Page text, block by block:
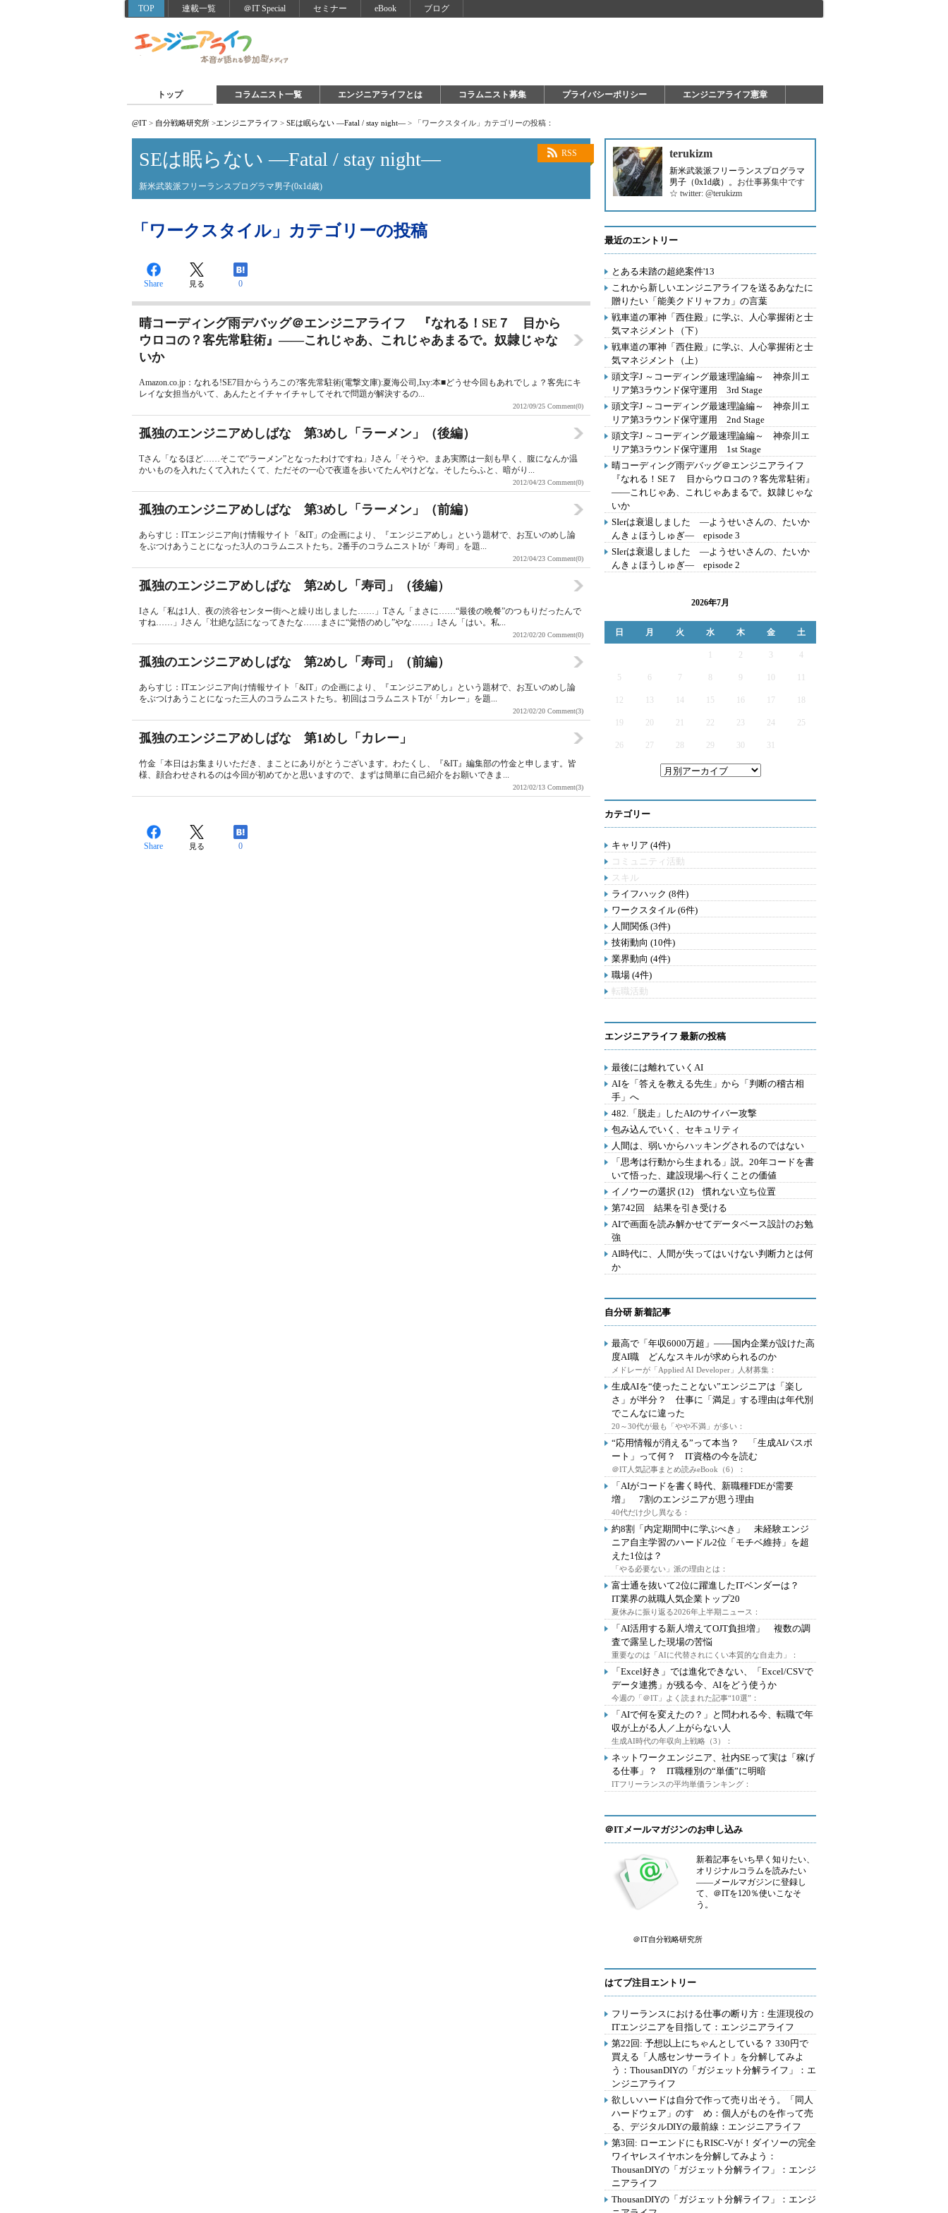
TOP 連載一覧 ＠IT Special セミナー eBook ブログ
トップ コラムニスト一覧 エンジニアライフとは コラムニスト募集 プライバシーポリシー エンジニアライフ憲章
@IT > 自分戦略研究所 >エンジニアライフ > SEは眠らない ―Fatal / stay night― > 「ワークスタイル」カテゴリーの投稿：
RSS
SEは眠らない ―Fatal / stay night―
新米武装派フリーランスプログラマ男子(0x1d歳)
「ワークスタイル」カテゴリーの投稿
Share 見る 0
晴コーディング雨デバッグ＠エンジニアライフ 『なれる！SE７ 目から
ウロコの？客先常駐術』――これじゃあ、これじゃあまるで。奴隷じゃな
いか
Amazon.co.jp：なれる!SE7目からうろこの?客先常駐術(電撃文庫):夏海公司,Ixy:本■どうせ今回もあれでしょ？客先にキ
レイな女担当がいて、あんたとイチャイチャしてそれで問題が解決するの...
2012/09/25 Comment(0)
孤独のエンジニアめしばな 第3めし「ラーメン」（後編）
Tさん「なるほど……そこで“ラーメン”となったわけですね」Jさん「そうや。まあ実際は一刻も早く、腹になんか温
かいものを入れたくて入れたくて、ただその一心で夜道を歩いてたんやけどな。そしたらふと、暗がり...
2012/04/23 Comment(0)
孤独のエンジニアめしばな 第3めし「ラーメン」（前編）
あらすじ：ITエンジニア向け情報サイト「&IT」の企画により、『エンジニアめし』という題材で、お互いのめし論
をぶつけあうことになった3人のコラムニストたち。2番手のコラムニストIが「寿司」を題...
2012/04/23 Comment(0)
孤独のエンジニアめしばな 第2めし「寿司」（後編）
Iさん「私は1人、夜の渋谷センター街へと繰り出しました……」Tさん「まさに……“最後の晩餐”のつもりだったんで
すね……」Jさん「壮絶な話になってきたな……まさに“覚悟のめし”やな……」Iさん「はい。私...
2012/02/20 Comment(0)
孤独のエンジニアめしばな 第2めし「寿司」（前編）
あらすじ：ITエンジニア向け情報サイト「&IT」の企画により、『エンジニアめし』という題材で、お互いのめし論
をぶつけあうことになった三人のコラムニストたち。初回はコラムニストTが「カレー」を題...
2012/02/20 Comment(3)
孤独のエンジニアめしばな 第1めし「カレー」
竹金「本日はお集まりいただき、まことにありがとうございます。わたくし、『&IT』編集部の竹金と申します。皆
様、顔合わせされるのは今回が初めてかと思いますので、まずは簡単に自己紹介をお願いできま...
2012/02/13 Comment(3)
Share 見る 0
terukizm
新米武装派フリーランスプログラマ
男子（0x1d歳）。 お仕事募集中です
☆ twitter: @terukizm
最近のエントリー
とある未踏の超絶案件'13
これから新しいエンジニアライフを送るあなたに
贈りたい「能美クドリャフカ」の言葉
戦車道の軍神「西住殿」に学ぶ、人心掌握術と士
気マネジメント（下）
戦車道の軍神「西住殿」に学ぶ、人心掌握術と士
気マネジメント（上）
頭文字J ～コーディング最速理論編～ 神奈川エ
リア第3ラウンド保守運用 3rd Stage
頭文字J ～コーディング最速理論編～ 神奈川エ
リア第3ラウンド保守運用 2nd Stage
頭文字J ～コーディング最速理論編～ 神奈川エ
リア第3ラウンド保守運用 1st Stage
晴コーディング雨デバッグ＠エンジニアライフ
『なれる！SE７ 目からウロコの？客先常駐術』
――これじゃあ、これじゃあまるで。奴隷じゃな
いか
SIerは衰退しました ―ようせいさんの、たいか
んきょほうしゅぎ― episode 3
SIerは衰退しました ―ようせいさんの、たいか
んきょほうしゅぎ― episode 2
2026年7月
日 月 火 水 木 金 土
2 3 4
5 6 7 9
12 13 14 15 16 17
19 20 21 22 23 24 25
26 27 28 29 30 31
カテゴリー
キャリア (4件)
コミュニティ活動
スキル
ライフハック (8件)
ワークスタイル (6件)
人間関係 (3件)
技術動向 (10件)
業界動向 (4件)
職場 (4件)
転職活動
エンジニアライフ 最新の投稿
最後には離れていくAI
AIを「答えを教える先生」から「判断の稽古相
手」へ
482.「脱走」したAIのサイバー攻撃
包み込んでいく、セキュリティ
人間は、弱いからハッキングされるのではない
「思考は行動から生まれる」説。20年コードを書
いて悟った、建設現場へ行くことの価値
イノウーの選択 (12) 慣れない立ち位置
第742回 結果を引き受ける
AIで画面を読み解かせてデータベース設計のお勉
強
AI時代に、人間が失ってはいけない判断力とは何
か
自分研 新着記事
最高で「年収6000万超」――国内企業が設けた高
度AI職 どんなスキルが求められるのか
メドレーが「Applied AI Developer」人材募集：
生成AIを“使ったことない”エンジニアは「楽し
さ」が半分？ 仕事に「満足」する理由は年代別
でこんなに違った
20～30代が最も「やや不満」が多い：
“応用情報が消える”って本当？ 「生成AIパスポ
ート」って何？ IT資格の今を読む
＠IT人気記事まとめ読みeBook（6）：
「AIがコードを書く時代、新職種FDEが需要
増」 7割のエンジニアが思う理由
40代だけ少し異なる：
約8割「内定期間中に学ぶべき」 未経験エンジ
ニア自主学習のハードル2位「モチベ維持」を超
えた1位は？
「やる必要ない」派の理由とは：
富士通を抜いて2位に躍進したITベンダーは？
IT業界の就職人気企業トップ20
夏休みに振り返る2026年上半期ニュース：
「AI活用する新人増えてOJT負担増」 複数の調
査で露呈した現場の苦悩
重要なのは「AIに代替されにくい本質的な自走力」：
「Excel好き」では進化できない、「Excel/CSVで
データ連携」が残る今、AIをどう使うか
今週の「＠IT」よく読まれた記事“10選”：
「AIで何を変えたの？」と問われる今、転職で年
収が上がる人／上がらない人
生成AI時代の年収向上戦略（3）：
ネットワークエンジニア、社内SEって実は「稼げ
る仕事」？ IT職種別の“単価”に明暗
ITフリーランスの平均単価ランキング：
＠ITメールマガジンのお申し込み
新着記事をいち早く知りたい、
オリジナルコラムを読みたい
――メールマガジンに登録し
て、＠ITを120％使いこなそ
う。
＠IT自分戦略研究所
はてブ注目エントリー
フリーランスにおける仕事の断り方：生涯現役の
ITエンジニアを目指して：エンジニアライフ
第22回: 予想以上にちゃんとしている？ 330円で
買える「人感センサーライト」を分解してみよ
う：ThousanDIYの「ガジェット分解ライフ」：エ
ンジニアライフ
欲しいハードは自分で作って売り出そう。「同人
ハードウェア」のすゝめ：個人がものを作って売
る、デジタルDIYの最前線：エンジニアライフ
第3回: ローエンドにもRISC-Vが！ダイソーの完全
ワイヤレスイヤホンを分解してみよう：
ThousanDIYの「ガジェット分解ライフ」：エンジ
ニアライフ
ThousanDIYの「ガジェット分解ライフ」：エンジ